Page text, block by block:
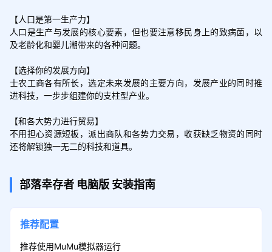
【人口是第一生产力】
人口是生产与发展的核心要素，但也要注意移民身上的致病菌，以
及老龄化和婴儿潮带来的各种问题。
【选择你的发展方向】
士农工商各有所长，选定未来发展的主要方向，发展产业的同时推
进科技，一步步组建你的支柱型产业。
【和各大势力进行贸易】
不用担心资源短板，派出商队和各势力交易，收获缺乏物资的同时
还将解锁独一无二的科技和道具。
部落幸存者 电脑版 安装指南
推荐配置
推荐使用MuMu模拟器运行